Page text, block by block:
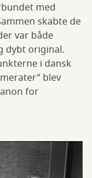
med
skabte de
var både
dybt original.
i dansk
blev
for